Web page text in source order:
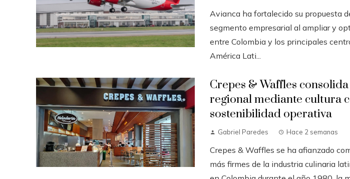
Avianca ha fortalecido su propuesta
segmento empresarial al ampliar y
entre Colombia y los principales
América Lati...
Crepes & Waffles
regional mediante cultura
sostenibilidad operativa
Gabriel Paredes Hace 2 semanas
Crepes & Waffles se ha afianzado
más firmes de la industria culinaria